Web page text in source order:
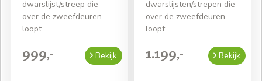
dwarslijst/streep die
over de zweefdeuren
loopt
999,- Bekijk
dwarslijsten/strepen die
over de zweefdeuren
loopt
1.199,- Bekijk